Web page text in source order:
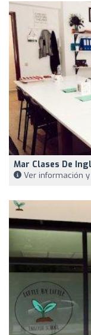
Mar Clases De
Ver información